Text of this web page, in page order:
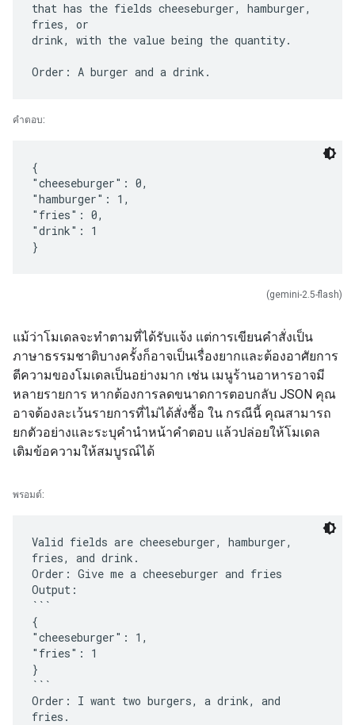
that has the fields cheeseburger, hamburger,
fries, or
drink, with the value being the quantity.
คำตอบ:
{
"cheeseburger": 0,
"hamburger": 1,
"fries": 0,
"drink": 1
(gemini-2.5-flash)
แม้ว่าโมเดลจะทําตามที่ได้รับแจ้ง แต่การเขียนคําสั่งเป็น
ภาษาธรรมชาติบางครั้งก็อาจเป็นเรื่องยากและต้องอาศัยการ
ตีความของโมเดลเป็นอย่างมาก เช่น เมนูร้านอาหารอาจมี
หลายรายการ หากต้องการลดขนาดการตอบกลับ JSON คุณ
อาจต้องละเว้นรายการที่ไม่ได้สั่งซื้อ ใน กรณีนี้ คุณสามารถ
ยกตัวอย่างและระบุคำนำหน้าคำตอบ แล้วปล่อยให้โมเดล
เติมข้อความให้สมบูรณ์ได้
พรอมต์:
Valid fields are cheeseburger, hamburger,
fries, and drink.
Order: Give me a cheeseburger and fries
Output:
```
{
"cheeseburger": 1,
"fries": 1
}
```
Order: I want two burgers, a drink, and
fries.